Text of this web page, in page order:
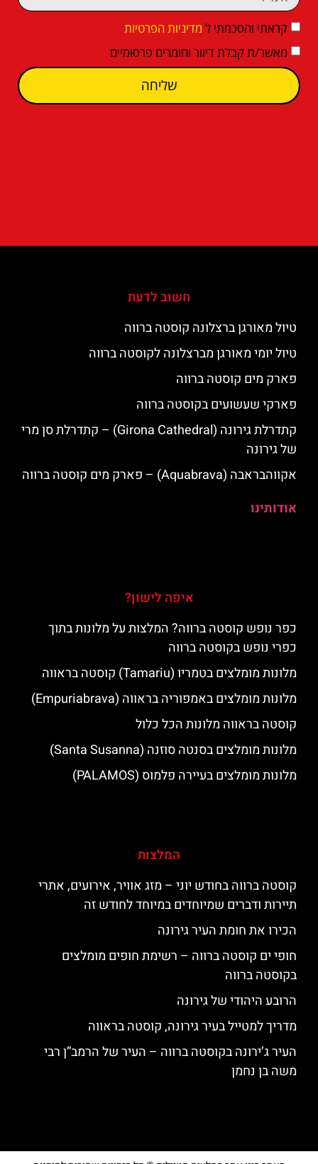
קראתי והסכמתי ל מדיניות הפרטיות
מאשר/ת קבלת דיוור וחומרים פרסומיים
שליחה
חשוב לדעת
טיול מאורגן ברצלונה קוסטה ברווה
טיול יומי מאורגן מברצלונה לקוסטה ברווה
פארק מים קוסטה ברווה
פארקי שעשועים בקוסטה ברווה
קתדרלת גירונה (Girona Cathedral) – קתדרלת סן מרי
של גירונה
אקווהבראבה (Aquabrava) – פארק מים קוסטה ברווה
אודותינו
איפה לישון?
כפר נופש קוסטה ברווה? המלצות על מלונות בתוך
כפרי נופש בקוסטה ברווה
מלונות מומלצים בטמריו (Tamariu) קוסטה בראווה
מלונות מומלצים באמפוריה בראווה (Empuriabrava)
קוסטה בראווה מלונות הכל כלול
מלונות מומלצים בסנטה סוזנה (Santa Susanna)
מלונות מומלצים בעיירה פלמוס (PALAMOS)
המלצות
קוסטה ברווה בחודש יוני – מזג אוויר, אירועים, אתרי
תיירות ודברים שמיוחדים במיוחד לחודש זה
הכירו את חומת העיר גירונה
חופי ים קוסטה ברווה – רשימת חופים מומלצים
בקוסטה ברווה
הרובע היהודי של גירונה
מדריך למטייל בעיר גירונה, קוסטה בראווה
העיר ג’ירונה בקוסטה ברווה – העיר של הרמב”ן רבי
משה בן נחמן